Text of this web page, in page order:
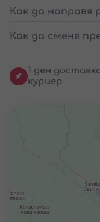
Как да направя
Как да сменя
1 ден
куриер